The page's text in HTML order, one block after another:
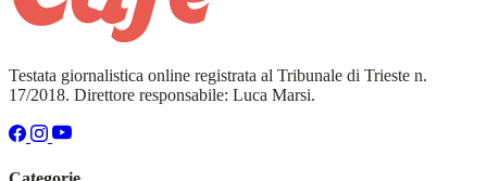
Testata giornalistica online registrata al Tribunale di Trieste n.
17/2018. Direttore responsabile: Luca Marsi.